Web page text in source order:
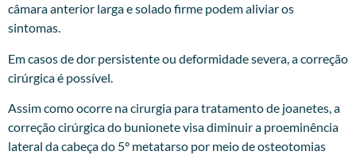
câmara anterior larga e solado firme podem aliviar os
sintomas.
Em casos de dor persistente ou deformidade severa, a correção
cirúrgica é possível.
Assim como ocorre na cirurgia para tratamento de joanetes, a
correção cirúrgica do bunionete visa diminuir a proeminência
lateral da cabeça do 5º metatarso por meio de osteotomias